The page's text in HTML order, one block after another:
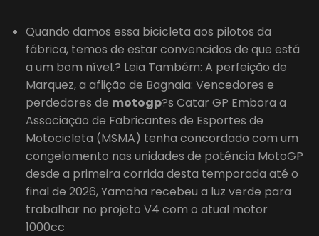
Quando damos essa bicicleta aos pilotos da
fábrica, temos de estar convencidos de que está
a um bom nível.? Leia Também: A perfeição de
Marquez, a aflição de Bagnaia: Vencedores e
perdedores de motogp?s Catar GP Embora a
Associação de Fabricantes de Esportes de
Motocicleta (MSMA) tenha concordado com um
congelamento nas unidades de potência MotoGP
desde a primeira corrida desta temporada até o
final de 2026, Yamaha recebeu a luz verde para
trabalhar no projeto V4 com o atual motor
1000cc